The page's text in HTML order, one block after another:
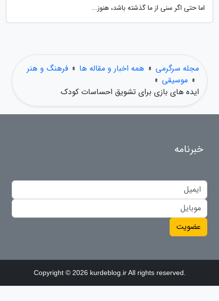
اما حتی اگر سنی از ما گذشته باشد، هنوز...
مجله سرگرمی » همه اخبار و مقاله ها » فرهنگ و هنر
» موسیقی »
ایده های بازی برای تشویق احساسات کودک
خبرنامه
عضویت
Copyright © 2026 kurdeblog.ir All rights reserved.